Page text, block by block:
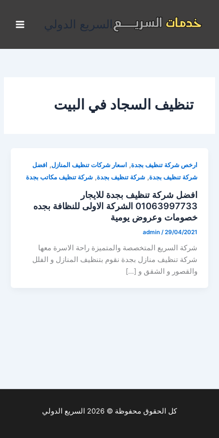
المحتوى
السريع الدولي
تنظيف السجاد في البيت
ارخص شركة تنظيف بجدة, اسعار شركات تنظيف المنازل, افضل
شركة تنظيف بجدة,شركة تنظيف بجدة,شركة تنظيف مكاتب بجدة
افضل شركة تنظيف بجدة للايجار
01063997733 الشركة الاولى للنظافة بجده
خصومات وعروض يومية
admin /29/04/2021
شركة السريع المتخصصة والمتميزة راحة الاسرة معها
شركة تنظيف منازل بجدة نقوم بتنظيف المنازل و الفلل
والقصور و الشقق و […]
كل الحقوق محفوظة © 2026 السريع الدولي